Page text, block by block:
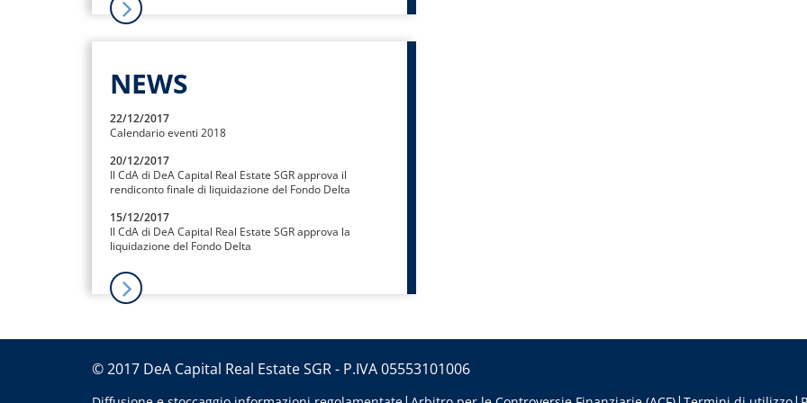
NEWS
22/12/2017
Calendario eventi 2018
20/12/2017
Il CdA di DeA Capital Real Estate SGR approva il
rendiconto finale di liquidazione del Fondo Delta
15/12/2017
Il CdA di DeA Capital Real Estate SGR approva la
liquidazione del Fondo Delta
© 2017 DeA Capital Real Estate SGR - P.IVA 05553101006